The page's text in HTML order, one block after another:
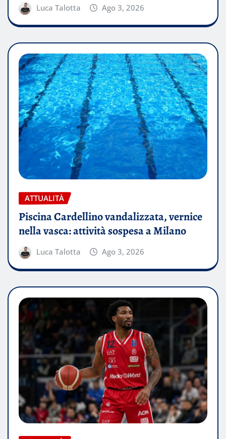
Luca Talotta Ago 3, 2026
ATTUALITÀ
Piscina Cardellino vandalizzata, vernice
nella vasca: attività sospesa a Milano
Luca Talotta Ago 3, 2026